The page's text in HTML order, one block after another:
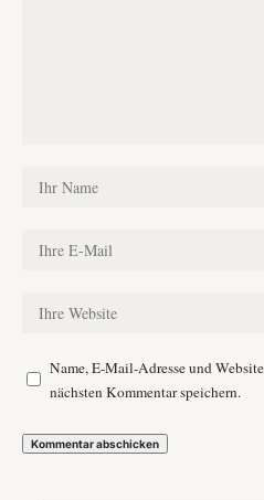
Name, E-Mail-Adresse und
nächsten Kommentar speichern.